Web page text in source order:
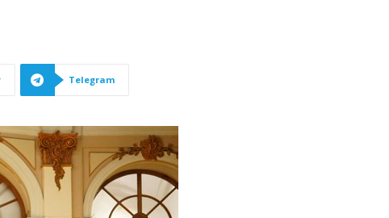
Telegram